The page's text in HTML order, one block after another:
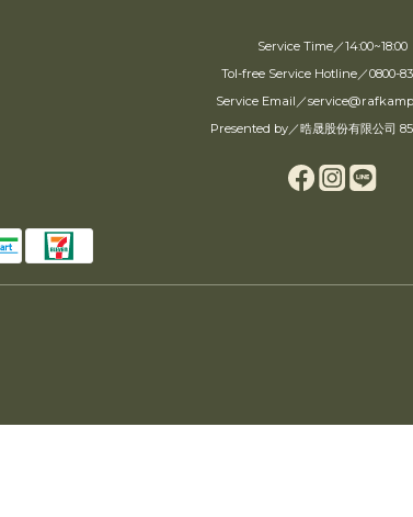
Service Time／14:00~18:00
Tol-free Service Hotline／0800-
Service Email／
Presented by／晧晟股份有限公司